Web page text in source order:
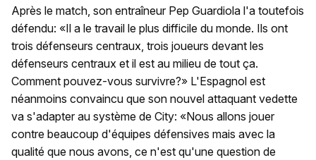
Après le match, son entraîneur Pep Guardiola l'a toutefois
défendu: «Il a le travail le plus difficile du monde. Ils ont
trois défenseurs centraux, trois joueurs devant les
défenseurs centraux et il est au milieu de tout ça.
Comment pouvez-vous survivre?» L'Espagnol est
néanmoins convaincu que son nouvel attaquant vedette
va s'adapter au système de City: «Nous allons jouer
contre beaucoup d'équipes défensives mais avec la
qualité que nous avons, ce n'est qu'une question de